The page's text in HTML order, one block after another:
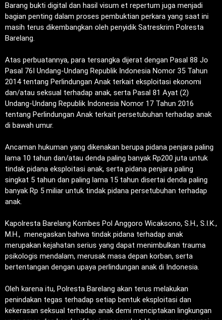
‎Barang bukti digital dan hasil visum et repertum juga menjadi
bagian penting dalam proses pembuktian perkara yang saat ini
masih terus dikembangkan oleh penyidik Satreskrim Polresta
Barelang.
‎Atas perbuatannya, para tersangka dijerat dengan Pasal 88 Jo
Pasal 76I Undang-Undang Republik Indonesia Nomor 35 Tahun
2014 tentang Perlindungan Anak terkait eksploitasi ekonomi
dan/atau seksual terhadap anak, serta Pasal 81 Ayat (2)
Undang-Undang Republik Indonesia Nomor 17 Tahun 2016
tentang Perlindungan Anak terkait persetubuhan terhadap anak
di bawah umur.
‎Ancaman hukuman yang dikenakan berupa pidana penjara paling
lama 10 tahun dan/atau denda paling banyak Rp200 juta untuk
tindak pidana eksploitasi anak, serta pidana penjara paling
singkat 5 tahun dan paling lama 15 tahun disertai denda paling
banyak Rp 5 miliar untuk tindak pidana persetubuhan terhadap
anak.
‎Kapolresta Barelang Kombes Pol Anggoro Wicaksono, S.H., S.I.K.,
M.H., menegaskan bahwa tindak pidana terhadap anak
merupakan kejahatan serius yang dapat menimbulkan trauma
psikologis mendalam, merusak masa depan korban, serta
bertentangan dengan upaya perlindungan anak di Indonesia.
‎Oleh karena itu, Polresta Barelang akan terus melakukan
penindakan tegas terhadap setiap bentuk eksploitasi dan
kekerasan seksual terhadap anak demi menciptakan lingkungan